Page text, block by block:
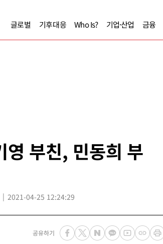
글로벌 기후대응 Who Is? 기업·산업 금융
부친, 민동희 부
2021-04-25 12:24:29
공유하기